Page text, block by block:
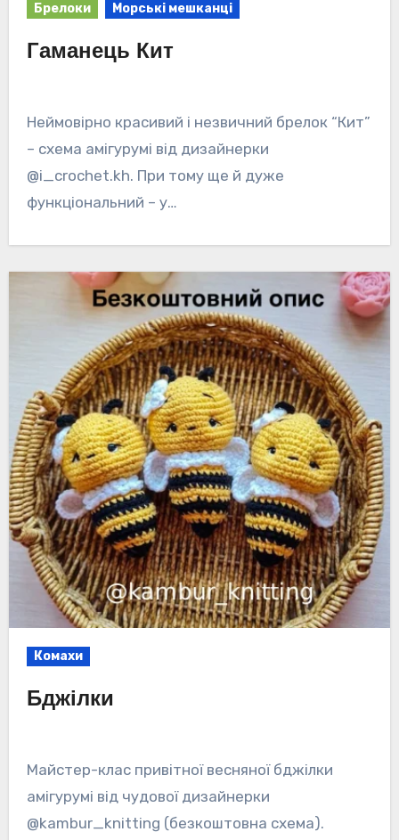
Брелоки Морські мешканці
Гаманець Кит
Неймовірно красивий і незвичний брелок “Кит”
– схема амігурумі від дизайнерки
@i_crochet.kh. При тому ще й дуже
функціональний – у…
Комахи
Бджілки
Майстер-клас привітної весняної бджілки
амігурумі від чудової дизайнерки
@kambur_knitting (безкоштовна схема).